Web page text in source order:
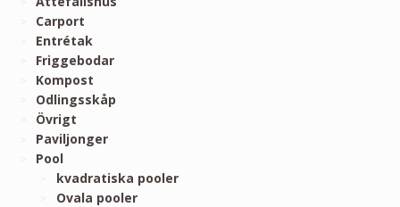
Carport
Entrétak
Friggebodar
Kompost
Odlingsskåp
Övrigt
Paviljonger
Pool
kvadratiska pooler
Ovala pooler